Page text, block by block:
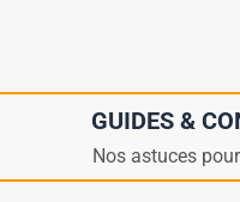
GUIDES &
Nos astuces